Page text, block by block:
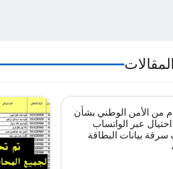
من الأمن الوطني بشأن
عبر الواتساب
بيانات البطاقة